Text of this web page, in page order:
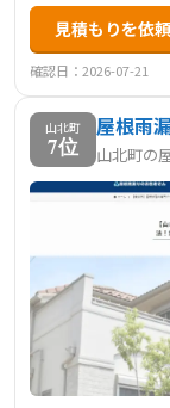
見積もりを依
確認日：2026-07-21
山北町
7位
屋根雨
山北町の